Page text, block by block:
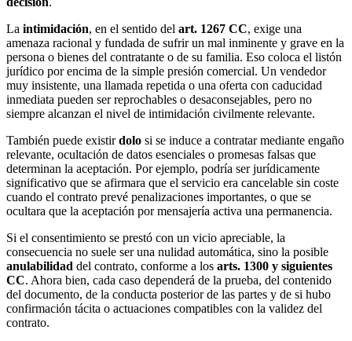
La intimidación, en el sentido del art. 1267 CC, exige una
amenaza racional y fundada de sufrir un mal inminente y grave en la
persona o bienes del contratante o de su familia. Eso coloca el listón
jurídico por encima de la simple presión comercial. Un vendedor
muy insistente, una llamada repetida o una oferta con caducidad
inmediata pueden ser reprochables o desaconsejables, pero no
siempre alcanzan el nivel de intimidación civilmente relevante.
También puede existirdolo si se induce a contratar mediante engaño
relevante, ocultación de datos esenciales o promesas falsas que
determinan la aceptación. Por ejemplo, podría ser jurídicamente
significativo que se afirmara que el servicio era cancelable sin coste
cuando el contrato prevé penalizaciones importantes, o que se
ocultara que la aceptación por mensajería activa una permanencia.
Si el consentimiento se prestó con un vicio apreciable, la
consecuencia no suele ser una nulidad automática, sino la posible
anulabilidad del contrato, conforme a los arts. 1300 y siguientes
CC. Ahora bien, cada caso dependerá de la prueba, del contenido
del documento, de la conducta posterior de las partes y de si hubo
confirmación tácita o actuaciones compatibles con la validez del
contrato.